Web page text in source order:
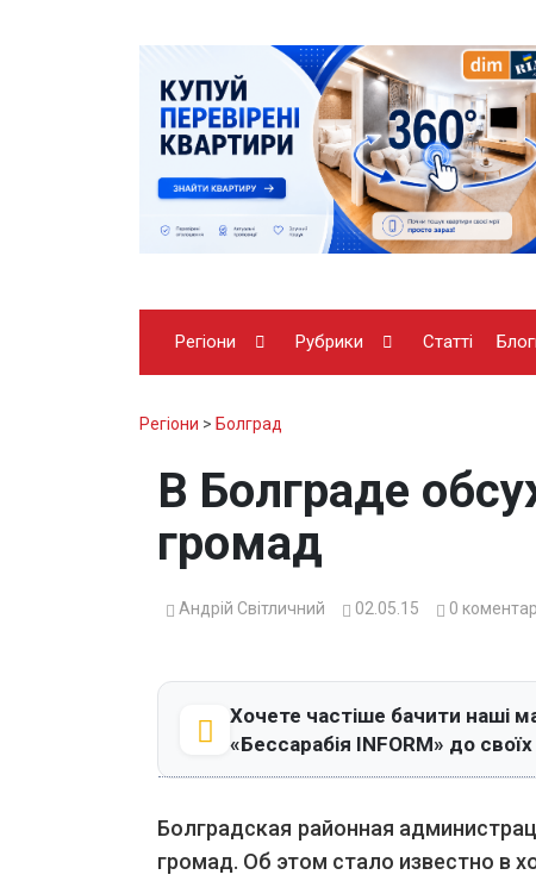
Регіони Рубрики Статті
Регіони > Болград
В Болграде
громад
Андрій Світличний 02.05.15 0
Хочете частіше бачити наші
«Бессарабія INFORM» до
Болградская районная
громад. Об этом стало известно в